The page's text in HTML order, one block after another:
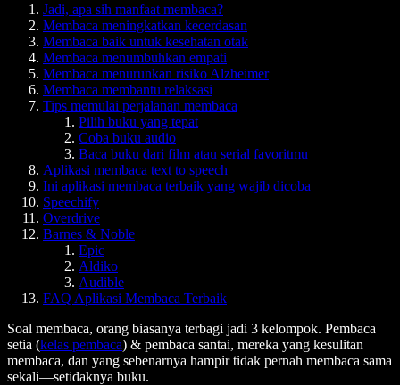
Jadi, apa sih manfaat membaca?
Membaca meningkatkan kecerdasan
Membaca baik untuk kesehatan otak
Membaca menumbuhkan empati
Membaca menurunkan risiko Alzheimer
Membaca membantu relaksasi
Tips memulai perjalanan membaca
Pilih buku yang tepat
Coba buku audio
Baca buku dari film atau serial favoritmu
Aplikasi membaca text to speech
Ini aplikasi membaca terbaik yang wajib dicoba
Speechify
Overdrive
Barnes & Noble
Epic
Aldiko
Audible
FAQ Aplikasi Membaca Terbaik
Soal membaca, orang biasanya terbagi jadi 3 kelompok. Pembaca
setia (kelas pembaca) & pembaca santai, mereka yang kesulitan
membaca, dan yang sebenarnya hampir tidak pernah membaca sama
sekali—setidaknya buku.